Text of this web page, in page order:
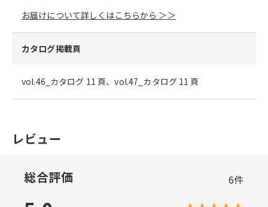
お届けについて詳しくはこちらから ＞＞
カタログ掲載頁
vol.46_カタログ 11 頁、vol.47_カタログ 11 頁
レビュー
総合評価 6件